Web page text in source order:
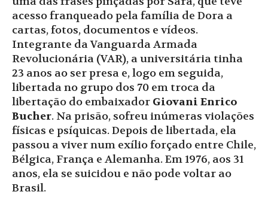
acesso franqueado pela família de Dora a
cartas, fotos, documentos e vídeos.
Integrante da Vanguarda Armada
Revolucionária (VAR), a universitária tinha
23 anos ao ser presa e, logo em seguida,
libertada no grupo dos 70 em troca da
libertação do embaixador Giovani Enrico
Bucher. Na prisão, sofreu inúmeras violações
físicas e psíquicas. Depois de libertada, ela
passou a viver num exílio forçado entre Chile,
Bélgica, França e Alemanha. Em 1976, aos 31
anos, ela se suicidou e não pode voltar ao
Brasil.